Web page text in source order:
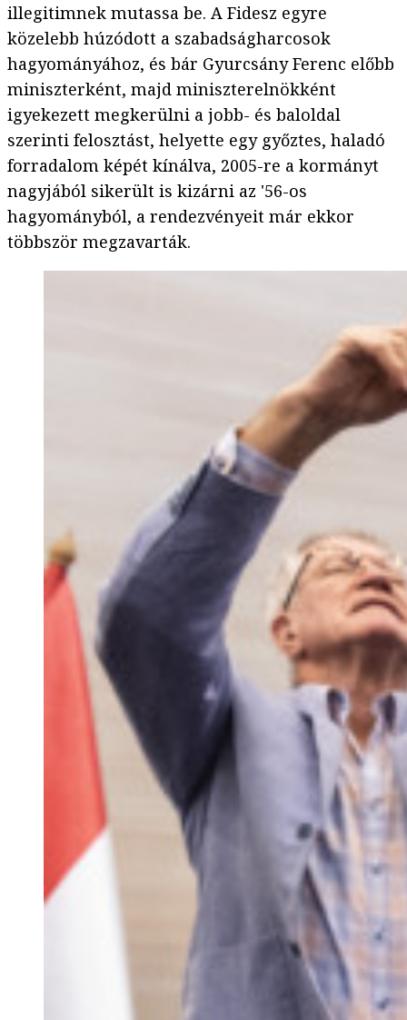
illegitimnek mutassa be. A Fidesz egyre
közelebb húzódott a szabadságharcosok
hagyományához, és bár Gyurcsány Ferenc előbb
miniszterként, majd miniszterelnökként
igyekezett megkerülni a jobb- és baloldal
szerinti felosztást, helyette egy győztes, haladó
forradalom képét kínálva, 2005-re a kormányt
nagyjából sikerült is kizárni az '56-os
hagyományból, a rendezvényeit már ekkor
többször megzavarták.